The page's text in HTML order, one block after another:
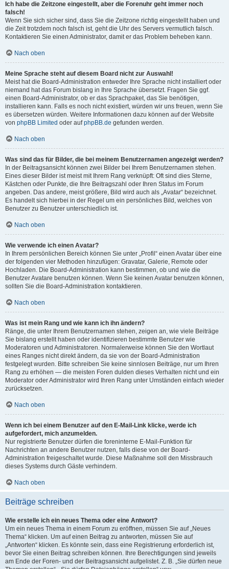
Ich habe die Zeitzone eingestellt, aber die Forenuhr geht immer noch
falsch!
Wenn Sie sich sicher sind, dass Sie die Zeitzone richtig eingestellt haben und
die Zeit trotzdem noch falsch ist, geht die Uhr des Servers vermutlich falsch.
Kontaktieren Sie einen Administrator, damit er das Problem beheben kann.
Nach oben
Meine Sprache steht auf diesem Board nicht zur Auswahl!
Meist hat die Board-Administration entweder Ihre Sprache nicht installiert oder
niemand hat das Forum bislang in Ihre Sprache übersetzt. Fragen Sie ggf.
einen Board-Administrator, ob er das Sprachpaket, das Sie benötigen,
installieren kann. Falls es noch nicht existiert, würden wir uns freuen, wenn Sie
es übersetzen würden. Weitere Informationen dazu können auf der Website
von phpBB Limited oder aufphpBB.de gefunden werden.
Nach oben
Was sind das für Bilder, die bei meinem Benutzernamen angezeigt werden?
In der Beitragsansicht können zwei Bilder bei Ihrem Benutzernamen stehen.
Eines dieser Bilder ist meist mit Ihrem Rang verknüpft: Oft sind dies Sterne,
Kästchen oder Punkte, die Ihre Beitragszahl oder Ihren Status im Forum
angeben. Das andere, meist größere, Bild wird auch als „Avatar“ bezeichnet.
Es handelt sich hierbei in der Regel um ein persönliches Bild, welches von
Benutzer zu Benutzer unterschiedlich ist.
Nach oben
Wie verwende ich einen Avatar?
In Ihrem persönlichen Bereich können Sie unter „Profil“ einen Avatar über eine
der folgenden vier Methoden hinzufügen: Gravatar, Galerie, Remote oder
Hochladen. Die Board-Administration kann bestimmen, ob und wie die
Benutzer Avatare benutzen können. Wenn Sie keinen Avatar benutzen können,
sollten Sie die Board-Administration kontaktieren.
Nach oben
Was ist mein Rang und wie kann ich ihn ändern?
Ränge, die unter Ihrem Benutzernamen stehen, zeigen an, wie viele Beiträge
Sie bislang erstellt haben oder identifizieren bestimmte Benutzer wie
Moderatoren und Administratoren. Normalerweise können Sie den Wortlaut
eines Ranges nicht direkt ändern, da sie von der Board-Administration
festgelegt wurden. Bitte schreiben Sie keine sinnlosen Beiträge, nur um Ihren
Rang zu erhöhen — die meisten Foren dulden dieses Verhalten nicht und ein
Moderator oder Administrator wird Ihren Rang unter Umständen einfach wieder
zurücksetzen.
Nach oben
Wenn ich bei einem Benutzer auf den E-Mail-Link klicke, werde ich
aufgefordert, mich anzumelden.
Nur registrierte Benutzer dürfen die foreninterne E-Mail-Funktion für
Nachrichten an andere Benutzer nutzen, falls diese von der Board-
Administration freigeschaltet wurde. Diese Maßnahme soll den Missbrauch
dieses Systems durch Gäste verhindern.
Nach oben
Beiträge schreiben
Wie erstelle ich ein neues Thema oder eine Antwort?
Um ein neues Thema in einem Forum zu eröffnen, müssen Sie auf „Neues
Thema“ klicken. Um auf einen Beitrag zu antworten, müssen Sie auf
„Antworten“ klicken. Es könnte sein, dass eine Registrierung erforderlich ist,
bevor Sie einen Beitrag schreiben können. Ihre Berechtigungen sind jeweils
am Ende der Foren- und der Beitragsansicht aufgelistet. Z. B. „Sie dürfen neue